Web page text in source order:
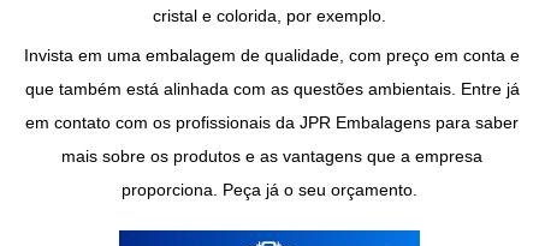
cristal e colorida, por exemplo.
Invista em uma embalagem de qualidade, com preço em conta e
que também está alinhada com as questões ambientais. Entre já
em contato com os profissionais da JPR Embalagens para saber
mais sobre os produtos e as vantagens que a empresa
proporciona. Peça já o seu orçamento.